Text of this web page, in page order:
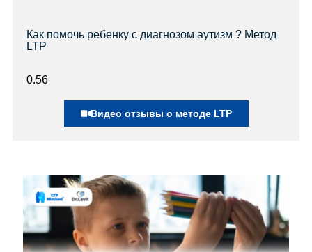
Как помочь ребенку с диагнозом аутизм ? Метод
LTP
Видео отзывы о методе LTP